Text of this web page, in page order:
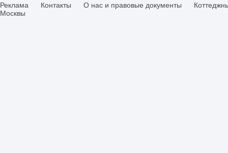
Реклама Контакты О нас и правовые документы
Москвы